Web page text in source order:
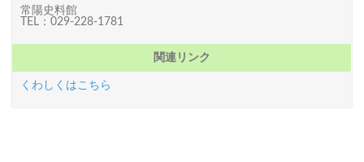
常陽史料館
TEL：029-228-1781
関連リンク
くわしくはこちら